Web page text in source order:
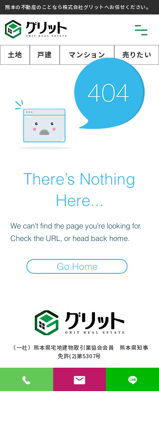
土地 戸建 マンション 売りたい
熊本の不動産のことなら株式会社グリットへお任せください。
There’s Nothing
Here...
We can’t find the page you’re looking for.
Check the URL, or head back home.
Go Home
（一社）熊本県宅地建物取引業協会会員 熊本県知事
免許(2)第5307号
永ビル201
定休日: 毎週水曜・日曜